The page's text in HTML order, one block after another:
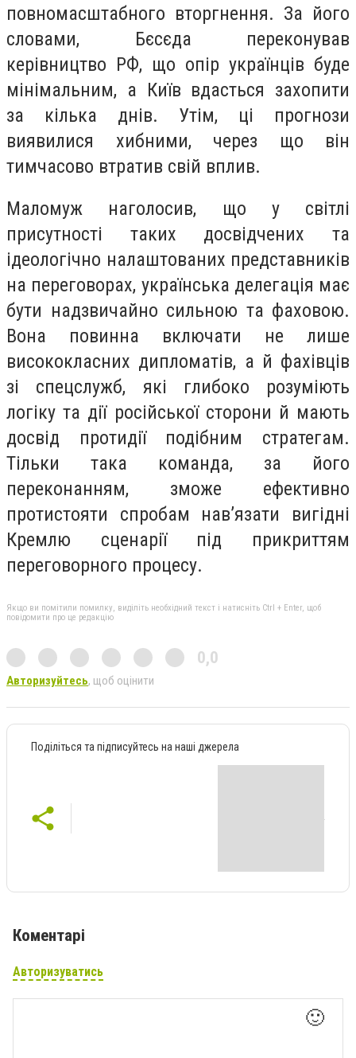
повномасштабного вторгнення. За його
словами, Бєсєда переконував
керівництво РФ, що опір українців буде
мінімальним, а Київ вдасться захопити
за кілька днів. Утім, ці прогнози
виявилися хибними, через що він
тимчасово втратив свій вплив.
Маломуж наголосив, що у світлі
присутності таких досвідчених та
ідеологічно налаштованих представників
на переговорах, українська делегація має
бути надзвичайно сильною та фаховою.
Вона повинна включати не лише
висококласних дипломатів, а й фахівців
зі спецслужб, які глибоко розуміють
логіку та дії російської сторони й мають
досвід протидії подібним стратегам.
Тільки така команда, за його
переконанням, зможе ефективно
протистояти спробам нав’язати вигідні
Кремлю сценарії під прикриттям
переговорного процесу.
Якщо ви помітили помилку, виділіть необхідний текст і натисніть Ctrl + Enter, щоб
повідомити про це редакцію
0,0
Авторизуйтесь, щоб оцінити
Поділіться та підписуйтесь на наші джерела
Коментарі
Авторизуватись
🙂